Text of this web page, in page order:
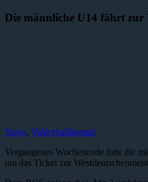
Die männliche U14 fährt zur
News, Volleyballjugend
Vergangenes Wochenende fuhr die
um das Ticket zur